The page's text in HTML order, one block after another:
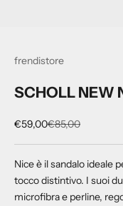
frendistore
SCHOLL NEW
Prezzo scontato
€59,00Prezzo
€85,00
Nice è il sandalo ideale
tocco distintivo. I suoi
microfibra e perline,